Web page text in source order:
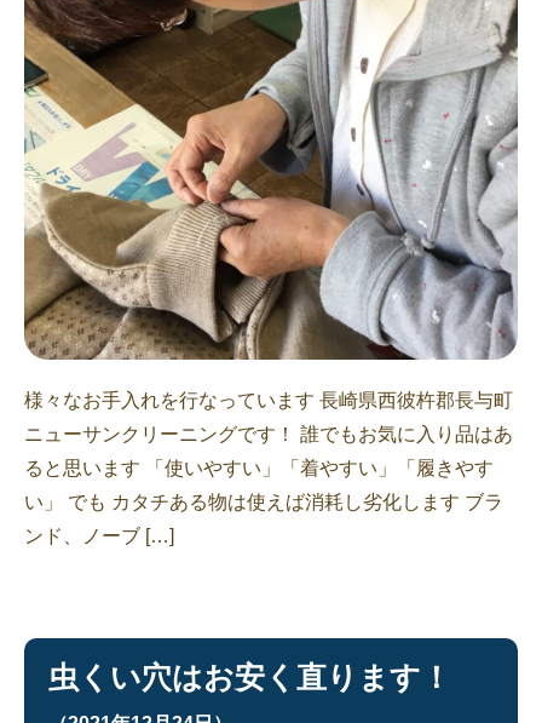
様々なお手入れを行なっています 長崎県西彼杵郡長与町
ニューサンクリーニングです！ 誰でもお気に入り品はあ
ると思います 「使いやすい」「着やすい」「履きやす
い」 でも カタチある物は使えば消耗し劣化します ブラ
ンド、ノーブ […]
虫くい穴はお安く直ります！